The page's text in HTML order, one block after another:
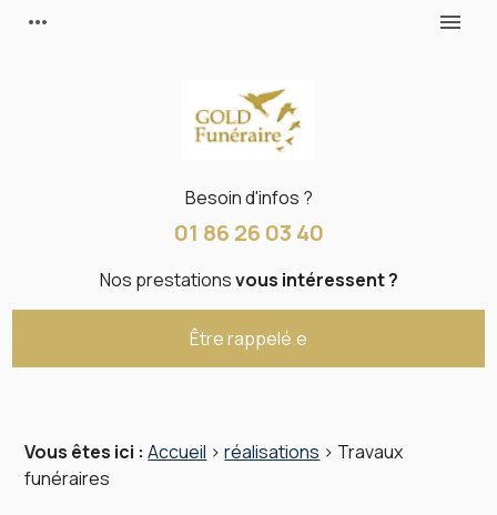
more_horiz menu
Besoin d'infos ?
01 86 26 03 40
Nos prestationsvous intéressent ?
Être rappelé.e
Vous êtes ici :Accueil >réalisations > Travaux
funéraires